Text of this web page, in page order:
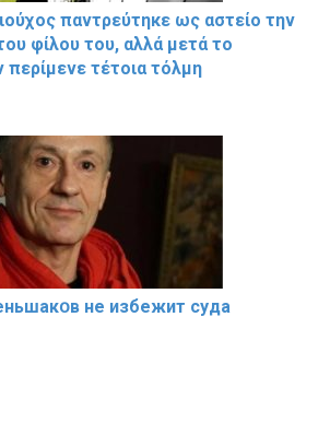
παντρεύτηκε ως αστείο την
φίλου του, αλλά μετά το
τέτοια τόλμη
не избeжит cyдa